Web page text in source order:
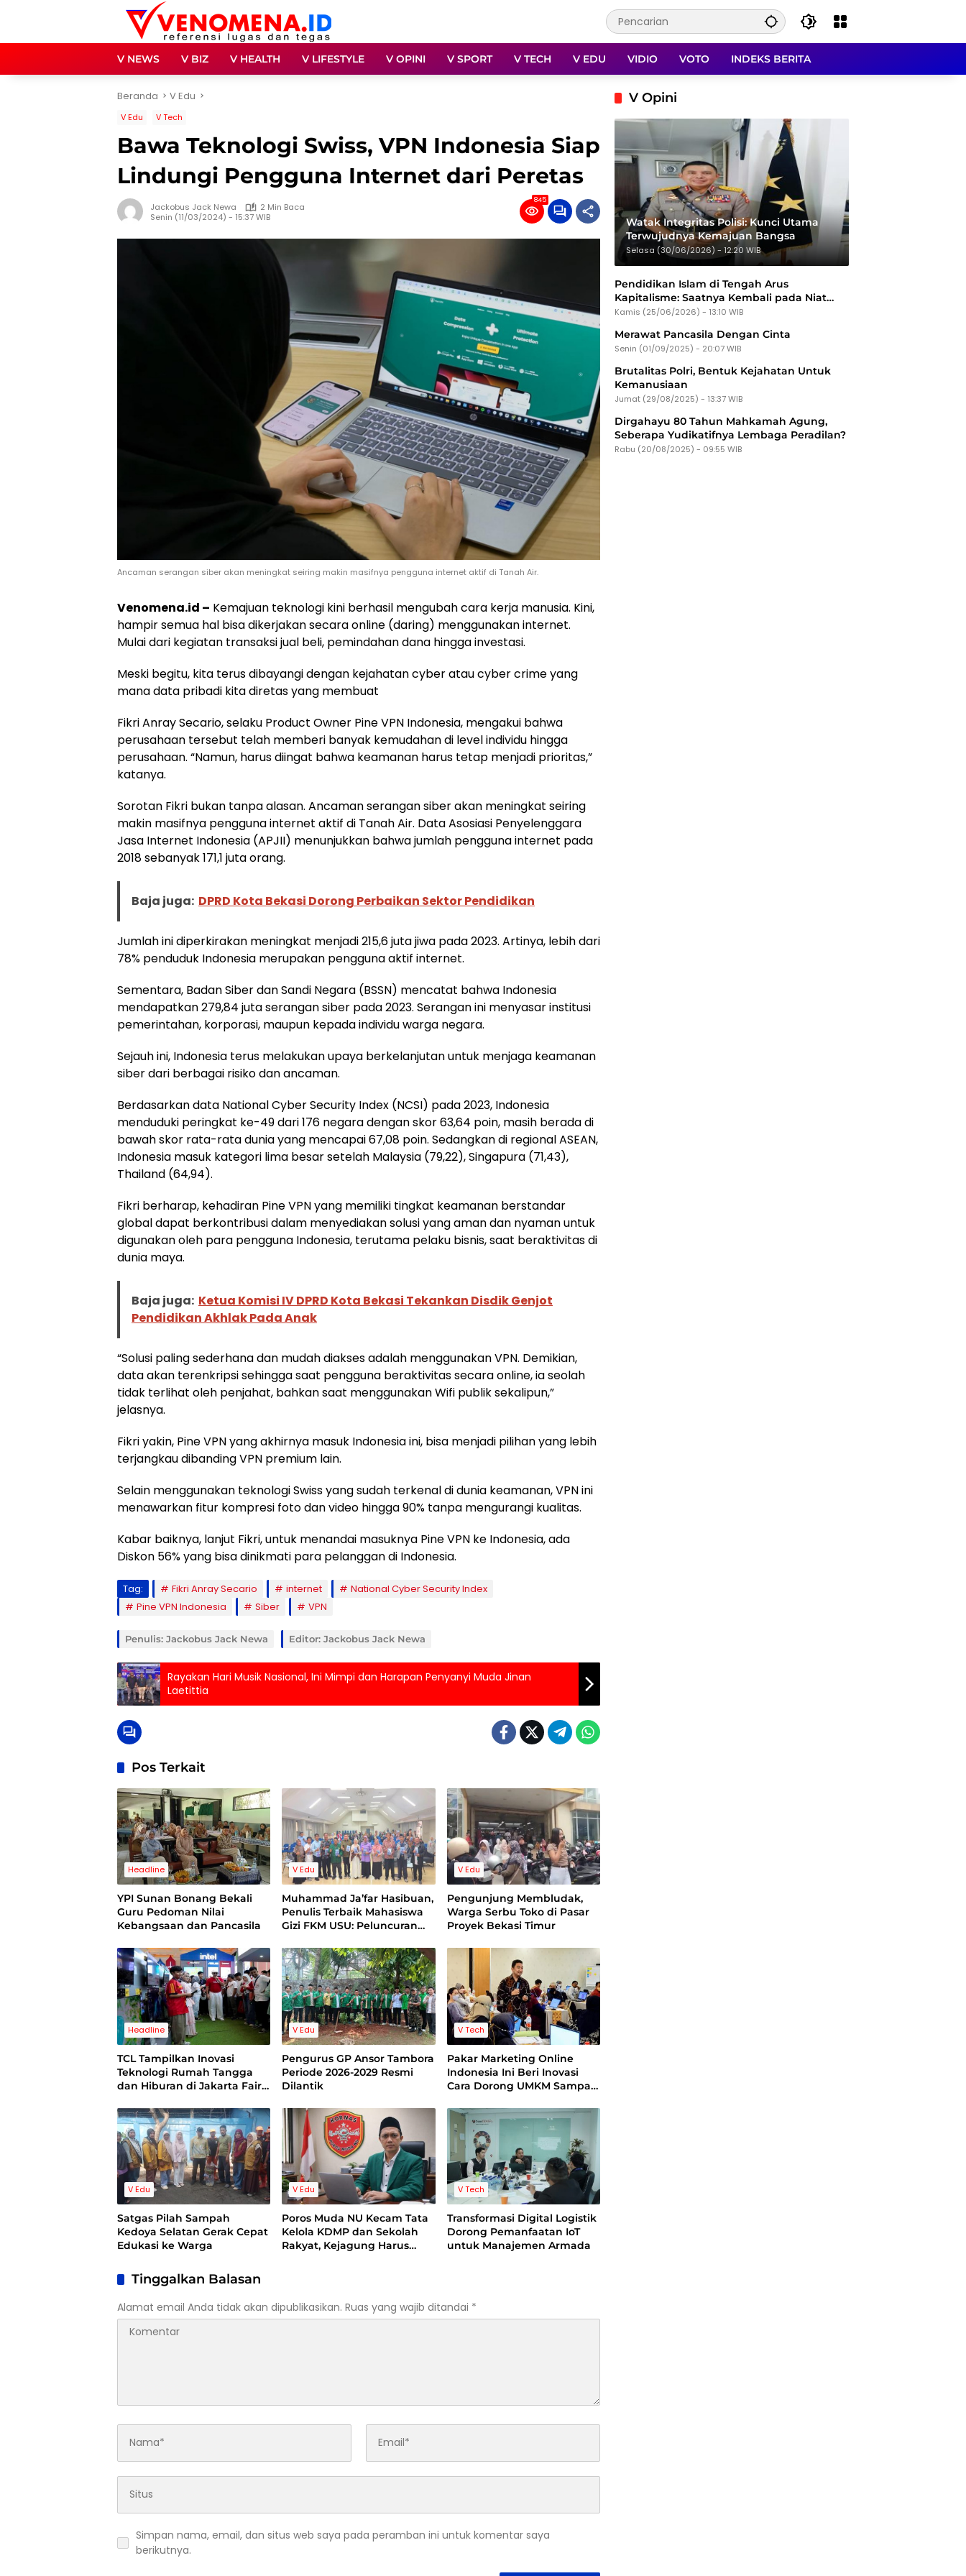
V NEWS V BIZ V HEALTH V LIFESTYLE V OPINI V SPORT V TECH V EDU VIDIO VOTO INDEKS BERITA
Beranda V Edu
V Edu V Tech
Bawa Teknologi Swiss, VPN Indonesia Siap
Lindungi Pengguna Internet dari Peretas
Jackobus Jack Newa
2 Min Baca
Senin (11/03/2024) - 15:37 WIB
845
Ancaman serangan siber akan meningkat seiring makin masifnya pengguna internet aktif di Tanah Air.
Venomena.id – Kemajuan teknologi kini berhasil mengubah cara kerja manusia. Kini,
hampir semua hal bisa dikerjakan secara online (daring) menggunakan internet.
Mulai dari kegiatan transaksi jual beli, pemindahan dana hingga investasi.
Meski begitu, kita terus dibayangi dengan kejahatan cyber atau cyber crime yang
mana data pribadi kita diretas yang membuat
Fikri Anray Secario, selaku Product Owner Pine VPN Indonesia, mengakui bahwa
perusahaan tersebut telah memberi banyak kemudahan di level individu hingga
perusahaan. “Namun, harus diingat bahwa keamanan harus tetap menjadi prioritas,”
katanya.
Sorotan Fikri bukan tanpa alasan. Ancaman serangan siber akan meningkat seiring
makin masifnya pengguna internet aktif di Tanah Air. Data Asosiasi Penyelenggara
Jasa Internet Indonesia (APJII) menunjukkan bahwa jumlah pengguna internet pada
2018 sebanyak 171,1 juta orang.
Baja juga: DPRD Kota Bekasi Dorong Perbaikan Sektor Pendidikan
Jumlah ini diperkirakan meningkat menjadi 215,6 juta jiwa pada 2023. Artinya, lebih dari
78% penduduk Indonesia merupakan pengguna aktif internet.
Sementara, Badan Siber dan Sandi Negara (BSSN) mencatat bahwa Indonesia
mendapatkan 279,84 juta serangan siber pada 2023. Serangan ini menyasar institusi
pemerintahan, korporasi, maupun kepada individu warga negara.
Sejauh ini, Indonesia terus melakukan upaya berkelanjutan untuk menjaga keamanan
siber dari berbagai risiko dan ancaman.
Berdasarkan data National Cyber Security Index (NCSI) pada 2023, Indonesia
menduduki peringkat ke-49 dari 176 negara dengan skor 63,64 poin, masih berada di
bawah skor rata-rata dunia yang mencapai 67,08 poin. Sedangkan di regional ASEAN,
Indonesia masuk kategori lima besar setelah Malaysia (79,22), Singapura (71,43),
Thailand (64,94).
Fikri berharap, kehadiran Pine VPN yang memiliki tingkat keamanan berstandar
global dapat berkontribusi dalam menyediakan solusi yang aman dan nyaman untuk
digunakan oleh para pengguna Indonesia, terutama pelaku bisnis, saat beraktivitas di
dunia maya.
Baja juga: Ketua Komisi IV DPRD Kota Bekasi Tekankan Disdik Genjot
Pendidikan Akhlak Pada Anak
“Solusi paling sederhana dan mudah diakses adalah menggunakan VPN. Demikian,
data akan terenkripsi sehingga saat pengguna beraktivitas secara online, ia seolah
tidak terlihat oleh penjahat, bahkan saat menggunakan Wifi publik sekalipun,”
jelasnya.
Fikri yakin, Pine VPN yang akhirnya masuk Indonesia ini, bisa menjadi pilihan yang lebih
terjangkau dibanding VPN premium lain.
Selain menggunakan teknologi Swiss yang sudah terkenal di dunia keamanan, VPN ini
menawarkan fitur kompresi foto dan video hingga 90% tanpa mengurangi kualitas.
Kabar baiknya, lanjut Fikri, untuk menandai masuknya Pine VPN ke Indonesia, ada
Diskon 56% yang bisa dinikmati para pelanggan di Indonesia.
Tag: Fikri Anray Secario internet
National Cyber Security Index
Pine VPN Indonesia
Siber VPN
Penulis: Jackobus Jack Newa Editor: Jackobus Jack Newa
Rayakan Hari Musik Nasional, Ini Mimpi dan Harapan Penyanyi Muda Jinan
Laetittia
Pos Terkait
Headline
YPI Sunan Bonang Bekali
Guru Pedoman Nilai
Kebangsaan dan Pancasila
V Edu
Muhammad Ja’far Hasibuan,
Penulis Terbaik Mahasiswa
Gizi FKM USU: Peluncuran
Internasional di UI
Diresmikan Kapolri dan
Sejumlah Menteri dan
Akdemisi Lulusan Harvard
V Edu
Pengunjung Membludak,
Warga Serbu Toko di Pasar
Proyek Bekasi Timur
Headline
TCL Tampilkan Inovasi
Teknologi Rumah Tangga
dan Hiburan di Jakarta Fair
V Edu
Pengurus GP Ansor Tambora
Periode 2026-2029 Resmi
Dilantik
V Tech
Pakar Marketing Online
Indonesia Ini Beri Inovasi
Cara Dorong UMKM Sampai
Era Digital
V Edu
Satgas Pilah Sampah
Kedoya Selatan Gerak Cepat
Edukasi ke Warga
V Edu
Poros Muda NU Kecam Tata
Kelola KDMP dan Sekolah
Rakyat, Kejagung Harus
V Tech
Transformasi Digital Logistik
Dorong Pemanfaatan IoT
untuk Manajemen Armada
Tinggalkan Balasan
Alamat email Anda tidak akan dipublikasikan. Ruas yang wajib ditandai *
Simpan nama, email, dan situs web saya pada peramban ini untuk komentar saya
berikutnya.
V Opini
Watak Integritas Polisi: Kunci Utama
Terwujudnya Kemajuan Bangsa
Selasa (30/06/2026) - 12:20 WIB
Pendidikan Islam di Tengah Arus
Kapitalisme: Saatnya Kembali pada Niat
dan Tujuan
Kamis (25/06/2026) - 13:10 WIB
Merawat Pancasila Dengan Cinta
Senin (01/09/2025) - 20:07 WIB
Brutalitas Polri, Bentuk Kejahatan Untuk
Kemanusiaan
Jumat (29/08/2025) - 13:37 WIB
Dirgahayu 80 Tahun Mahkamah Agung,
Seberapa Yudikatifnya Lembaga Peradilan?
Rabu (20/08/2025) - 09:55 WIB